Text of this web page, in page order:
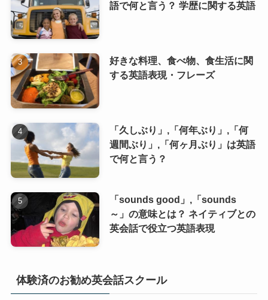
語で何と言う？ 学歴に関する英語
好きな料理、食べ物、食生活に関
する英語表現・フレーズ
「久しぶり」,「何年ぶり」,「何
週間ぶり」,「何ヶ月ぶり」は英語
で何と言う？
「sounds good」,「sounds
～」の意味とは？ ネイティブとの
英会話で役立つ英語表現
体験済のお勧め英会話スクール